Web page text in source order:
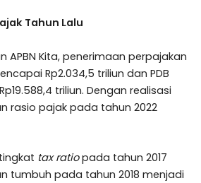
Tahun Lalu
APBN Kita, penerimaan perpajakan
Rp2.034,5 triliun dan PDB
triliun. Dengan realisasi
rasio pajak pada tahun 2022
tax ratiopada tahun 2017
tumbuh pada tahun 2018 menjadi